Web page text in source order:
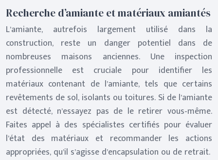
Recherche d’amiante et matériaux amiantés
L’amiante, autrefois largement utilisé dans la
construction, reste un danger potentiel dans de
nombreuses maisons anciennes. Une inspection
professionnelle est cruciale pour identifier les
matériaux contenant de l’amiante, tels que certains
revêtements de sol, isolants ou toitures. Si de l’amiante
est détecté, n’essayez pas de le retirer vous-même.
Faites appel à des spécialistes certifiés pour évaluer
l’état des matériaux et recommander les actions
appropriées, qu’il s’agisse d’encapsulation ou de retrait.